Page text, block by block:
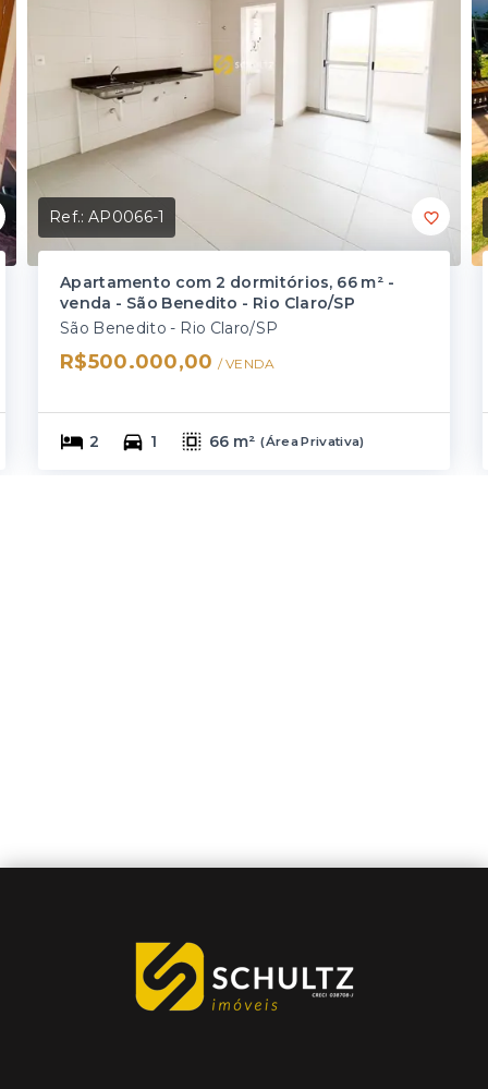
Ref.:AP0066-1
Apartamento com 2 dormitórios, 66 m² -
venda - São Benedito - Rio Claro/SP
São Benedito - Rio Claro/SP
R$500.000,00 / VENDA
2 1 66 m² (Área Privativa)